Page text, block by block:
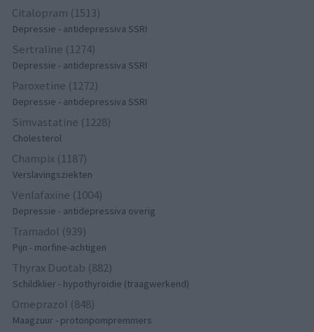
Citalopram (1513)
Depressie - antidepressiva SSRI
Sertraline (1274)
Depressie - antidepressiva SSRI
Paroxetine (1272)
Depressie - antidepressiva SSRI
Simvastatine (1228)
Cholesterol
Champix (1187)
Verslavingsziekten
Venlafaxine (1004)
Depressie - antidepressiva overig
Tramadol (939)
Pijn - morfine-achtigen
Thyrax Duotab (882)
Schildklier - hypothyroidie (traagwerkend)
Omeprazol (848)
Maagzuur - protonpompremmers